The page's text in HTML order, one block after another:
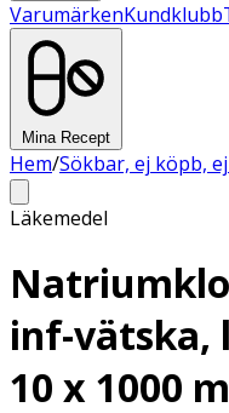
VarumärkenKundklubb
Mina Recept
Hem/Sökbar, ej köpb,
Läkemedel
inf-vätska,
10 x 1000